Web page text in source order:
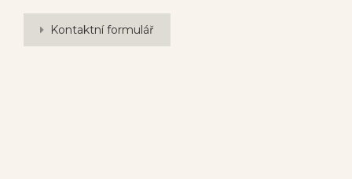
Kontaktní formulář